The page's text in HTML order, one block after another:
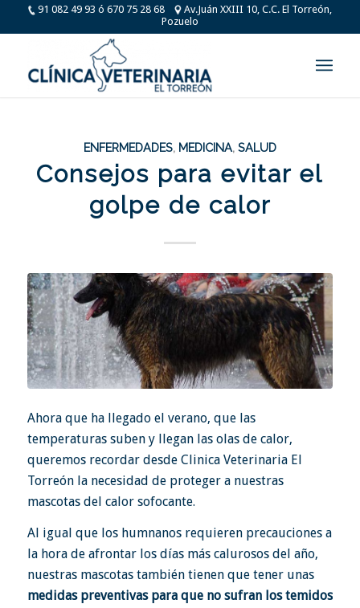
91 082 49 93 ó 670 75 28 68
Av.Juán XXIII 10, C.C. El Torreón,
Pozuelo
ENFERMEDADES, MEDICINA, SALUD
Consejos para evitar el
golpe de calor
Ahora que ha llegado el verano, que las
temperaturas suben y llegan las olas de calor,
queremos recordar desde Clinica Veterinaria El
Torreón la necesidad de proteger a nuestras
mascotas del calor sofocante.
Al igual que los humnanos requieren precauciones a
la hora de afrontar los días más calurosos del año,
nuestras mascotas también tienen que tener unas
medidas preventivas para que no sufran los temidos